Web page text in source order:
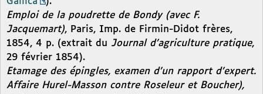
Emploi de la poudrette de Bondy (avec F.
Jacquemart), Paris, Imp. de Firmin-Didot frères,
1854, 4 p. (extrait du Journal d’agriculture pratique,
29 février 1854).
Etamage des épingles, examen d’un rapport d’expert.
Affaire Hurel-Masson contre Roseleur et Boucher),